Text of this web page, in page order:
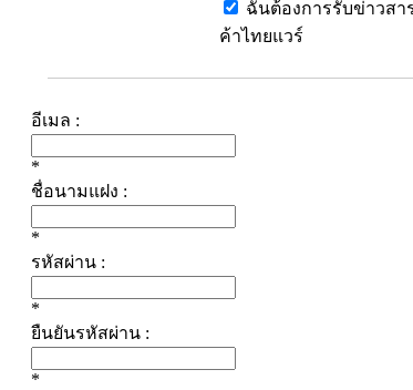
ฉันต้องการรับข่าวสา
ค้าไทยแวร์
อีเมล :
*
ชื่อนามแฝง :
*
รหัสผ่าน :
*
ยืนยันรหัสผ่าน :
*